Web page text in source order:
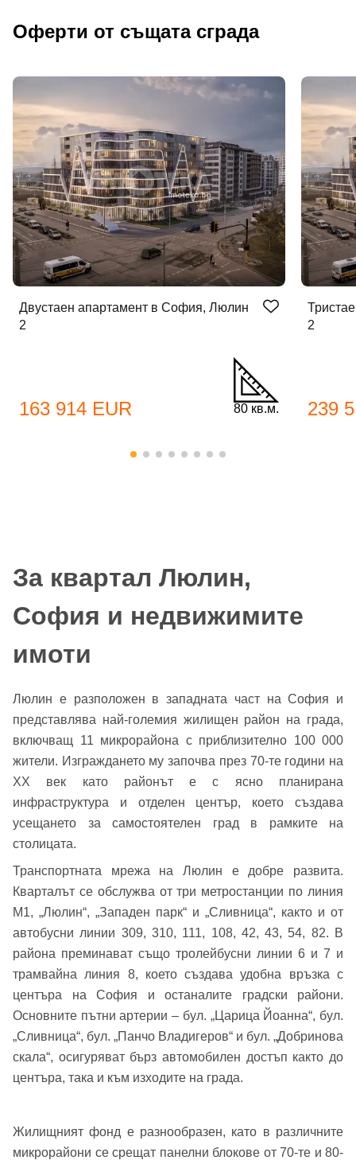
Добре дошъл!
Оферти от същата сграда
Двустаен апартамент в София, Люлин
2
163 914 EUR 80 кв.м.
2
239
За квартал Люлин,
София и недвижимите
имоти
Люлин е разположен в западната част на София и
представлява най-големия жилищен район на града,
включващ 11 микрорайона с приблизително 100 000
жители. Изграждането му започва през 70-те години на
XX век като районът е с ясно планирана
инфраструктура и отделен център, което създава
усещането за самостоятелен град в рамките на
столицата.
Транспортната мрежа на Люлин е добре развита.
Кварталът се обслужва от три метростанции по линия
М1, „Люлин“, „Западен парк“ и „Сливница“, както и от
автобусни линии 309, 310, 111, 108, 42, 43, 54, 82. В
района преминават също тролейбусни линии 6 и 7 и
трамвайна линия 8, което създава удобна връзка с
центъра на София и останалите градски райони.
Основните пътни артерии – бул. „Царица Йоанна“, бул.
„Сливница“, бул. „Панчо Владигеров“ и бул. „Добринова
скала“, осигуряват бърз автомобилен достъп както до
центъра, така и към изходите на града.
Жилищният фонд е разнообразен, като в различните
микрорайони се срещат панелни блокове от 70-те и 80-